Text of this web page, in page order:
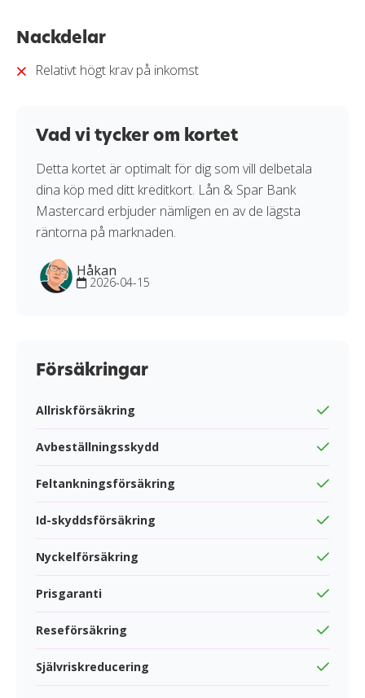
kreditkort i vår
Nackdelar
Relativt högt krav på inkomst
Vad vi tycker om kortet
Detta kortet är optimalt för dig som vill delbetala
dina köp med ditt kreditkort. Lån & Spar Bank
Mastercard erbjuder nämligen en av de lägsta
räntorna på marknaden.
Håkan
2026-04-15
Försäkringar
Allriskförsäkring
Avbeställningsskydd
Feltankningsförsäkring
Id-skyddsförsäkring
Nyckelförsäkring
Prisgaranti
Reseförsäkring
Självriskreducering